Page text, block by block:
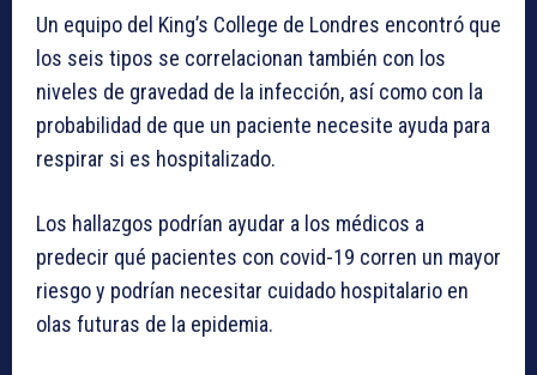
Un equipo del King’s College de Londres encontró que
los seis tipos se correlacionan también con los
niveles de gravedad de la infección, así como con la
probabilidad de que un paciente necesite ayuda para
respirar si es hospitalizado.
Los hallazgos podrían ayudar a los médicos a
predecir qué pacientes con covid-19 corren un mayor
riesgo y podrían necesitar cuidado hospitalario en
olas futuras de la epidemia.